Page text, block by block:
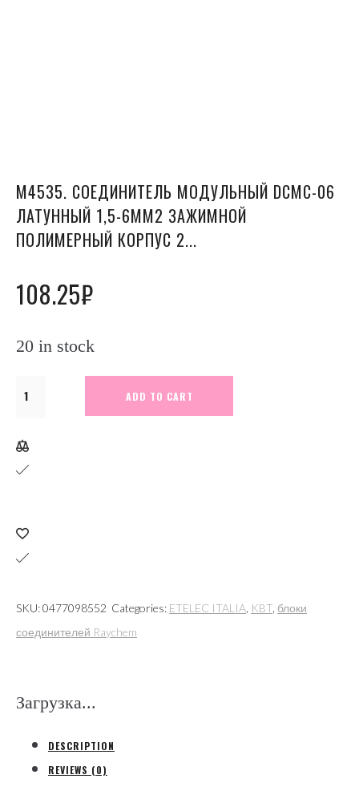
М4535. СОЕДИНИТЕЛЬ МОДУЛЬНЫЙ DCMC-06
ЛАТУННЫЙ 1,5-6ММ2 ЗАЖИМНОЙ
ПОЛИМЕРНЫЙ КОРПУС 2...
108.25₽
20 in stock
М4535.
Соединитель
модульный
1,5-
6мм2
полимерный
корпус
(Contact
quantity
ADD TO CART
SKU:0477098552 Categories: ETELEC ITALIA KBT блоки
соединителей Raychem
Загрузка...
DESCRIPTION
REVIEWS (0)